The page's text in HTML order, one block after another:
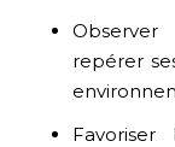
repérer